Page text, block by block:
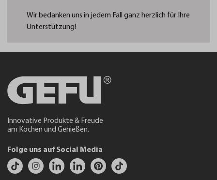
Wir bedanken uns in jedem Fall ganz herzlich für Ihre
Unterstützung!
Innovative Produkte & Freude
am Kochen und Genießen.
Folge uns auf Social Media